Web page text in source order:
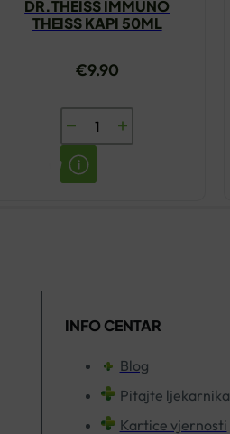
DR.THEISS IMMUNO
THEISS KAPI 50ML
€9.90
DR.THEISS
IMMUNO
THEISS
INFO CENTAR
Blog
Pitajte ljekarnika
Kartice vjernosti